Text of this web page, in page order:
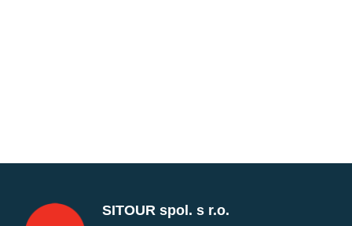
SITOUR spol. s r.o.